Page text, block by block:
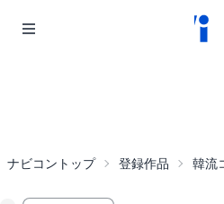
ナビコントップ 登録作品 韓流